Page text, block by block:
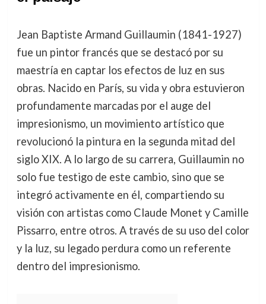
Jean Baptiste Armand Guillaumin (1841-1927)
fue un pintor francés que se destacó por su
maestría en captar los efectos de luz en sus
obras. Nacido en París, su vida y obra estuvieron
profundamente marcadas por el auge del
impresionismo, un movimiento artístico que
revolucionó la pintura en la segunda mitad del
siglo XIX. A lo largo de su carrera, Guillaumin no
solo fue testigo de este cambio, sino que se
integró activamente en él, compartiendo su
visión con artistas como Claude Monet y Camille
Pissarro, entre otros. A través de su uso del color
y la luz, su legado perdura como un referente
dentro del impresionismo.